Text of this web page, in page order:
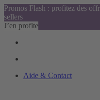
Promos Flash : profitez des
sellers
J’en profite
Aide & Contact